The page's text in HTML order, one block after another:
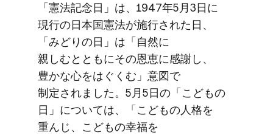
「憲法記念日」は、​1947年5月3日に​
現行の​日本国憲法が​施行された​日、​
「みどりの​日」は​「自然に​
親しむとともに​その​恩恵に​感謝し、​
豊かな​心を​はぐくむ」​意図で​
制定されました。​5月5日の​「こどもの​
日」に​ついては、​「こどもの​人格を​
重んじ、​こどもの​幸福を​